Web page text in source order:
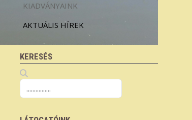
KIADVÁNYAINK
AKTUÁLIS HÍREK
KERESÉS